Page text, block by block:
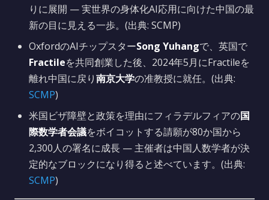
りに展開 — 実世界の身体化AI応用に向けた中国の最
新の目に見える一歩。(出典: SCMP)
OxfordのAIチップスターSong Yuhangで、英国で
Fractileを共同創業した後、2024年5月にFractileを
離れ中国に戻り南京大学の准教授に就任。(出典:
SCMP)
米国ビザ障壁と政策を理由にフィラデルフィアの国
際数学者会議をボイコットする請願が80か国から
2,300人の署名に成長 — 主催者は中国人数学者が決
定的なブロックになり得ると述べています。(出典:
SCMP)